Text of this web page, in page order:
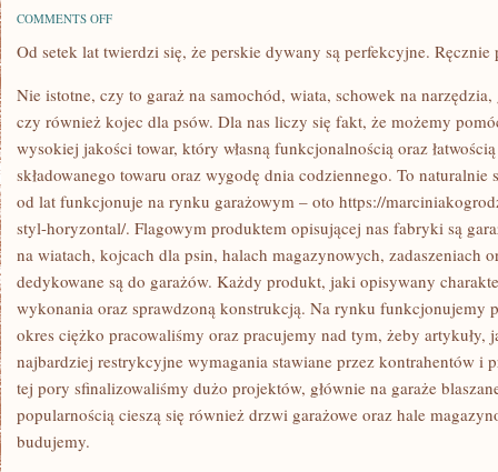
COMMENTS OFFON
NA
PRZESTRZENIACH
WOLNO
UMIEŚCIĆ
PEWNE
Od setek lat twierdzi się, że perskie dywany są perfekcyjne. Ręcznie
Nie istotne, czy to garaż na samochód, wiata, schowek na
czy również kojec dla psów. Dla nas liczy się fakt, że możemy
wysokiej jakości towar, który własną funkcjonalnością oraz
składowanego towaru oraz wygodę dnia codziennego. To naturalnie
od lat funkcjonuje na rynku garażowym – oto https://
styl-horyzontal/. Flagowym produktem opisującej nas fabryki są
na wiatach, kojcach dla psin, halach magazynowych, zadaszeniach
dedykowane są do garażów. Każdy produkt, jaki opisywany
wykonania oraz sprawdzoną konstrukcją. Na rynku funkcjonujemy
okres ciężko pracowaliśmy oraz pracujemy nad tym, żeby artykuły,
najbardziej restrykcyjne wymagania stawiane przez kontrahentów i
tej pory sfinalizowaliśmy dużo projektów, głównie na garaże
popularnością cieszą się również drzwi garażowe oraz hale
budujemy.